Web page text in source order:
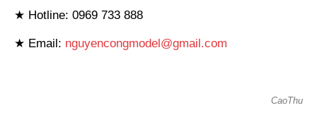
★ Hotline: 0969 733 888
★ Email: nguyencongmodel@gmail.com
CaoThu